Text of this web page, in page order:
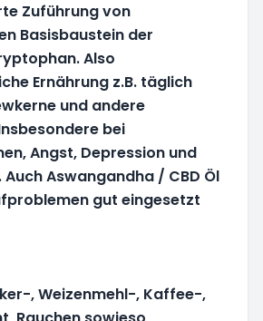
Zuführung von
Basisbaustein der
Also
Ernährung z.B. täglich
und andere
bei
Angst, Depression und
Auch Aswangandha / CBD Öl
gut eingesetzt
, Weizenmehl-, Kaffee-,